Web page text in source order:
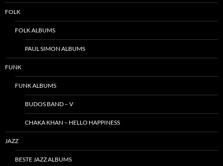
FOLK
FOLK ALBUMS
PAUL SIMON ALBUMS
FUNK
FUNK ALBUMS
BUDOS BAND – V
CHAKA KHAN – HELLO HAPPINESS
JAZZ
BESTE JAZZ ALBUMS